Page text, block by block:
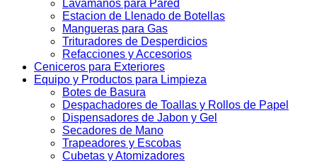
Lavamanos para Pared
Estacion de Llenado de Botellas
Mangueras para Gas
Trituradores de Desperdicios
Refacciones y Accesorios
Ceniceros para Exteriores
Equipo y Productos para Limpieza
Botes de Basura
Despachadores de Toallas y Rollos de Papel
Dispensadores de Jabon y Gel
Secadores de Mano
Trapeadores y Escobas
Cubetas y Atomizadores